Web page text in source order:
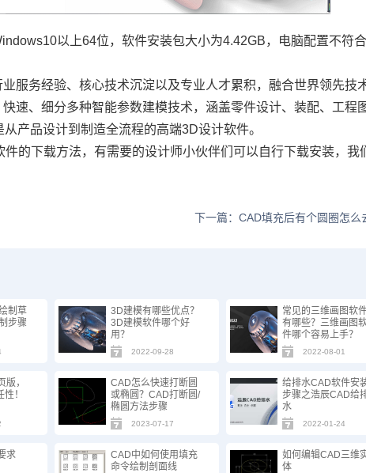
以上64位，软件安装包大小为4.42GB，电脑配置不符
服务经验、核心技术沉淀以及专业人才累积，融合世界领先技术
速、细分多种智能参数建模技术，涵盖零件设计、装配、工程图
产品设计到制造全流程的高端3D设计软件。
的下载方法，有需要的设计师小伙伴们可以自行下载安装，我
下一篇：CAD填充后有个圆圈怎么
制草
步骤
3D建模有哪些优点？
3D建模软件哪个好
用？
2022-09-28
常见的三维画图软
有哪些？三维画图
件哪个容易上手？
2022-08-01
版，
！
CAD怎么快速打断圆
或椭圆？CAD打断圆/
椭圆方法步骤
2023-07-17
给排水CAD软件安
步骤之浩辰CAD给
水
2022-01-24
求
CAD中如何使用填充
命令绘制剖面线
如何编辑CAD三维
体